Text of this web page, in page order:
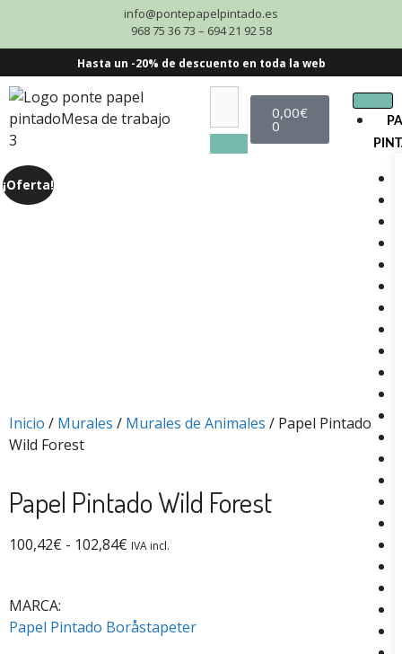
info@pontepapelpintado.es
968 75 36 73 – 694 21 92 58
Hasta un -20% de descuento en toda la web
0,00€
0
¡Oferta!
Inicio / Murales / Murales de Animales / Papel Pintado
Wild Forest
Papel Pintado Wild Forest
100,42€ - 102,84€ IVA incl.
MARCA:
Papel Pintado Boråstapeter